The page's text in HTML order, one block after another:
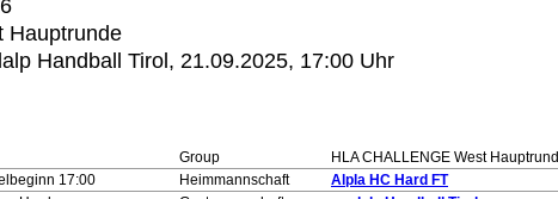
Hauptrunde
Handball Tirol, 21.09.2025, 17:00 Uhr
Group
HLA CHALLENGE West
17:00 Heimmannschaft
Alpla HC Hard FT